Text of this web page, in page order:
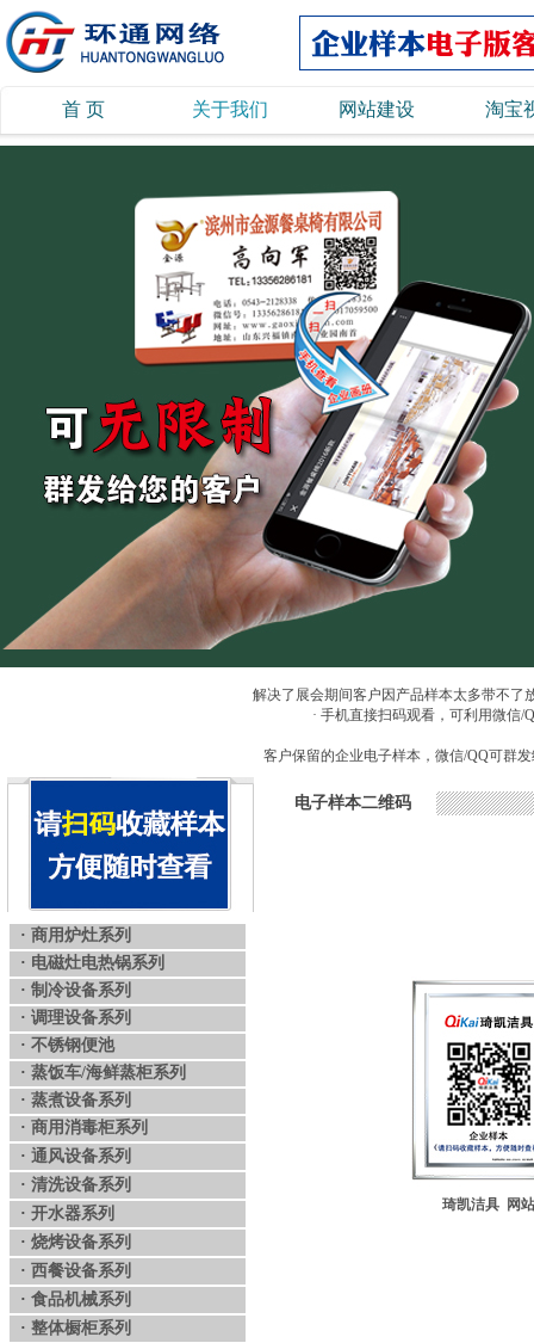
首 页 关于我们 网站建设 淘宝
解决了展会期间客户因产品样本太多带不了
· 手机直接扫码观看，可利用微信
客户保留的企业电子样本，微信/QQ可群
· 商用炉灶系列
· 电磁灶电热锅系列
· 制冷设备系列
· 调理设备系列
· 不锈钢便池
· 蒸饭车/海鲜蒸柜系列
· 蒸煮设备系列
· 商用消毒柜系列
· 通风设备系列
· 清洗设备系列
· 开水器系列
· 烧烤设备系列
· 西餐设备系列
· 食品机械系列
· 整体橱柜系列
电子样本二维码
琦凯洁具 网